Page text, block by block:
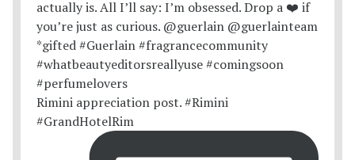
Rimini appreciation post. #Rimini
#GrandHotelRim